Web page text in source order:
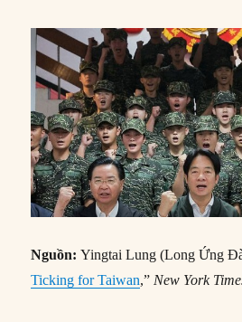
Nguồn: Yingtai Lung (Long Ứng
Ticking for Taiwan,” New York